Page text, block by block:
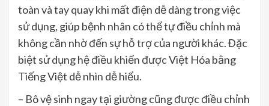
toàn và tay quay khi mất điện dễ dàng trong việc
sử dụng, giúp bệnh nhân có thể tự điều chỉnh mà
không cần nhờ đến sự hỗ trợ của người khác. Đặc
biệt sử dụng hệ điều khiển được Việt Hóa bằng
Tiếng Việt dễ nhìn dễ hiểu.
– Bô vệ sinh ngay tại giường cũng được điều chỉnh